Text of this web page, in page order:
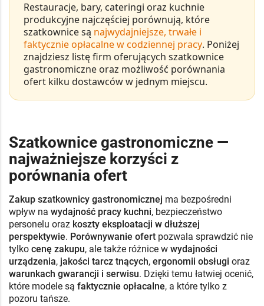
Restauracje, bary, cateringi oraz kuchnie
produkcyjne najczęściej porównują, które
szatkownice są najwydajniejsze, trwałe i
faktycznie opłacalne w codziennej pracy. Poniżej
znajdziesz listę firm oferujących szatkownice
gastronomiczne oraz możliwość porównania
ofert kilku dostawców w jednym miejscu.
Szatkownice gastronomiczne —
najważniejsze korzyści z
porównania ofert
Zakup szatkownicy gastronomicznej ma bezpośredni
wpływ na wydajność pracy kuchni, bezpieczeństwo
personelu oraz koszty eksploatacji w dłuższej
perspektywie. Porównywanie ofert pozwala sprawdzić nie
tylko cenę zakupu, ale także różnice w wydajności
urządzenia, jakości tarcz tnących, ergonomii obsługi oraz
warunkach gwarancji i serwisu. Dzięki temu łatwiej ocenić,
które modele są faktycznie opłacalne, a które tylko z
pozoru tańsze.